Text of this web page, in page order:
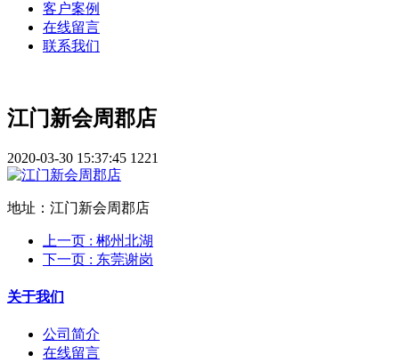
客户案例
在线留言
联系我们
江门新会周郡店
2020-03-30 15:37:45 1221
地址：江门新会周郡店
上一页 : 郴州北湖
下一页 : 东莞谢岗
关于我们
公司简介
在线留言